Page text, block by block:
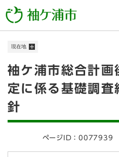
ー
メニューを飛
現在地
本
文
袖ケ浦市総合計画
定に係る基礎調査
針
ページID：0077939